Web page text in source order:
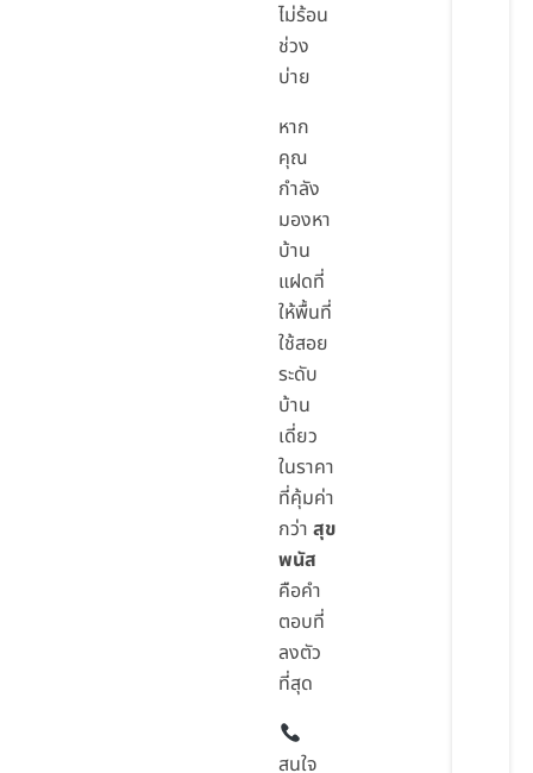
ไม่ร้อน
ช่วง
บ่าย
หาก
คุณ
กำลัง
มองหา
บ้าน
แฝดที่
ให้พื้นที่
ใช้สอย
ระดับ
บ้าน
เดี่ยว
ในราคา
ที่คุ้มค่า
กว่าสุข
พนัส
คือคำ
ตอบที่
ลงตัว
ที่สุด
สนใจ